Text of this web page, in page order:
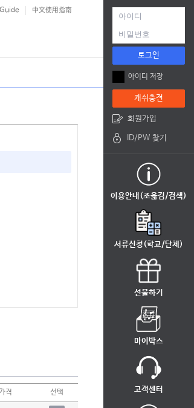
中文使用指南
격 선택
로그인
아이디 저장
캐쉬충전
회원가입
ID/PW 찾기
이용안내(조옮김/검색)
서류신청(학교/단체)
선물하기
마이박스
고객센터